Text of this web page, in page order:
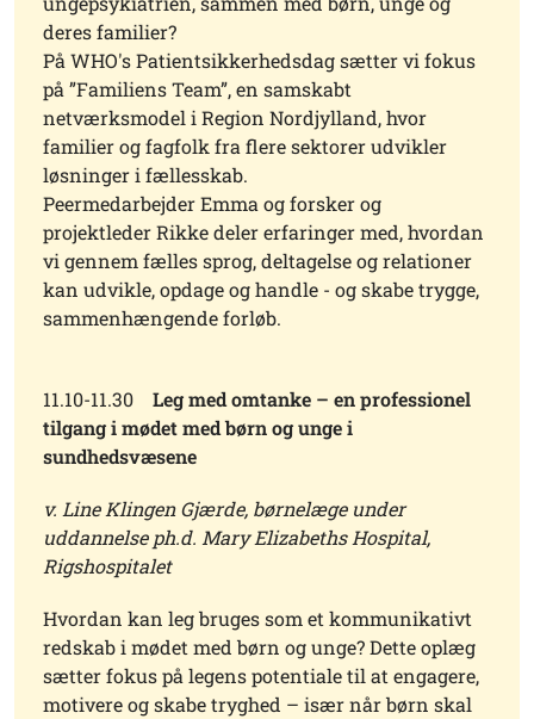
deres familier?
På WHO's Patientsikkerhedsdag sætter vi fokus
på ”Familiens Team”, en samskabt
netværksmodel i Region Nordjylland, hvor
familier og fagfolk fra flere sektorer udvikler
løsninger i fællesskab.
Peermedarbejder Emma og forsker og
projektleder Rikke deler erfaringer med, hvordan
vi gennem fælles sprog, deltagelse og relationer
kan udvikle, opdage og handle - og skabe trygge,
sammenhængende forløb.
11.10-11.30 Leg med omtanke – en professionel
tilgang i mødet med børn og unge i
sundhedsvæsene
v. Line Klingen Gjærde, børnelæge under
uddannelse ph.d. Mary Elizabeths Hospital,
Rigshospitalet
Hvordan kan leg bruges som et kommunikativt
redskab i mødet med børn og unge? Dette oplæg
sætter fokus på legens potentiale til at engagere,
motivere og skabe tryghed – især når børn skal